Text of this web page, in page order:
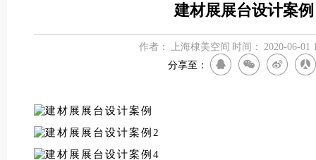
建材展展台设计案例
作者： 上海棣美空间 时间：
2020-06-01
分享至：